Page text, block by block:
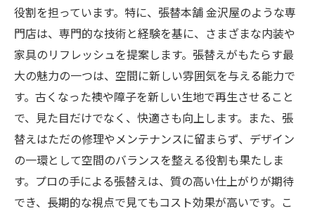
役割を担っています。特に、張替本舗 金沢屋のような専
門店は、専門的な技術と経験を基に、さまざまな内装や
家具のリフレッシュを提案します。張替えがもたらす最
大の魅力の一つは、空間に新しい雰囲気を与える能力で
す。古くなった襖や障子を新しい生地で再生させること
で、見た目だけでなく、快適さも向上します。また、張
替えはただの修理やメンテナンスに留まらず、デザイン
の一環として空間のバランスを整える役割も果たしま
す。プロの手による張替えは、質の高い仕上がりが期待
でき、長期的な視点で見てもコスト効果が高いです。こ